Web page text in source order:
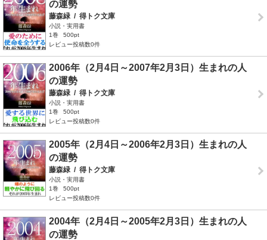
の運勢
藤森緑 / 得トク文庫
小説・実用書
1巻
500pt
レビュー投稿数0件
2006年（2月4日～2007年2月3日）生まれの人
の運勢
藤森緑 / 得トク文庫
小説・実用書
1巻
500pt
レビュー投稿数0件
2005年（2月4日～2006年2月3日）生まれの人
の運勢
藤森緑 / 得トク文庫
小説・実用書
1巻
500pt
レビュー投稿数0件
2004年（2月4日～2005年2月3日）生まれの人
の運勢